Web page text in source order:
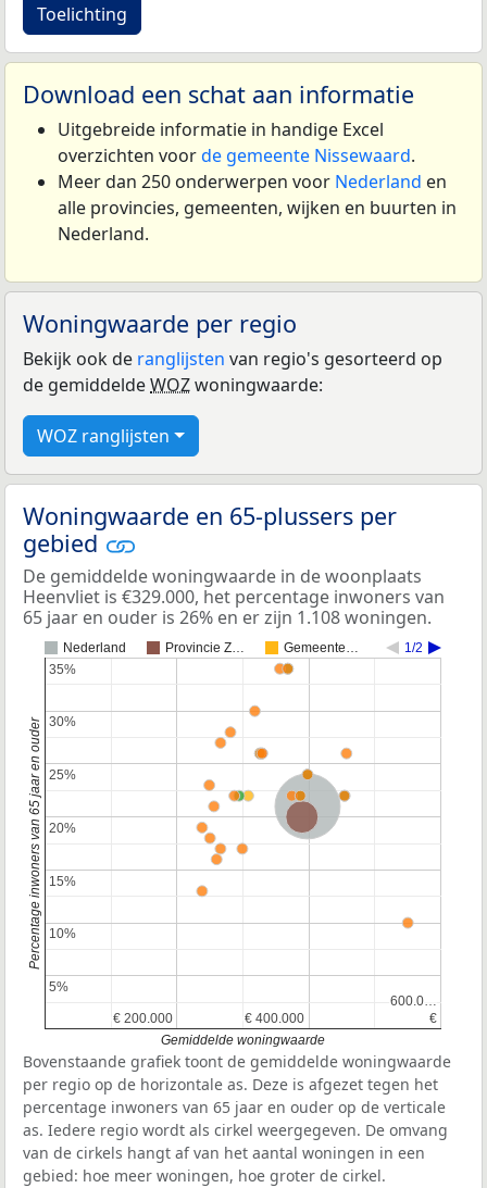
Toelichting
Download een schat aan informatie
Uitgebreide informatie in handige Excel
overzichten voorde gemeente Nissewaard.
Meer dan 250 onderwerpen voor Nederland en
alle provincies, gemeenten, wijken en buurten in
Nederland.
Woningwaarde per regio
Bekijk ook de ranglijsten van regio's gesorteerd op
de gemiddeldeWOZwoningwaarde:
WOZ ranglijsten
Woningwaarde en 65-plussers per
gebied
De gemiddelde woningwaarde in de woonplaats
Heenvliet is €329.000, het percentage inwoners van
65 jaar en ouder is 26% en er zijn 1.108 woningen.
Nederland Provincie Z… Gemeente… 1/2
Nederland
Provincie Zuid-Holland
€ 200.000
€ 200.000 € 400.000
€ 400.000 €
€
600.0…
600.0…
5%
5%
10%
10%
15%
15%
20%
20%
25%
25%
30%
30%
35%
35%
Gemiddelde woningwaarde
Percentage inwoners van 65 jaar en ouder
Bovenstaande grafiek toont de gemiddelde woningwaarde
per regio op de horizontale as. Deze is afgezet tegen het
percentage inwoners van 65 jaar en ouder op de verticale
as. Iedere regio wordt als cirkel weergegeven. De omvang
van de cirkels hangt af van het aantal woningen in een
gebied: hoe meer woningen, hoe groter de cirkel.